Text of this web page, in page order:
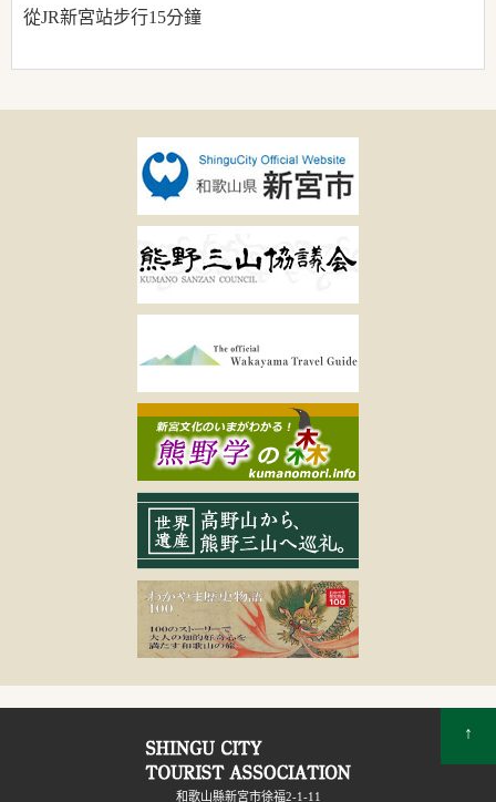
從JR新宮站步行15分鐘
↑
和歌山縣新宮市徐福2-1-11